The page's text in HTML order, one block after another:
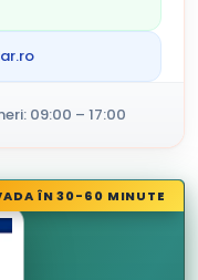
09:00 – 17:00
ÎN 30-60 MINUTE